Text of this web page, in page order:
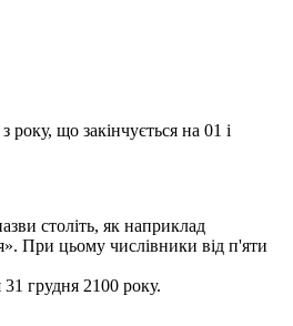
що закінчується на 01 і
століть, як наприклад
При цьому числівники від п'яти
31 грудня 2100 року.